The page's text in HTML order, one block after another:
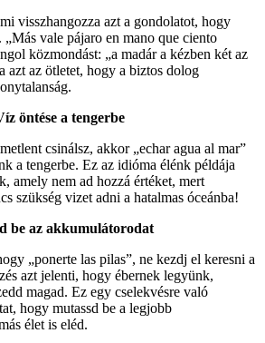
visszhangozza azt a gondolatot, hogy
vale pájaro en mano que ciento
közmondást: „a madár a kézben két az
azt az ötletet, hogy a biztos dolog
öntése a tengerbe
csinálsz, akkor „echar agua al mar”
a tengerbe. Ez az idióma élénk példája
amely nem ad hozzá értéket, mert
szükség vizet adni a hatalmas óceánba!
be az akkumulátorodat
„ponerte las pilas”, ne kezdj el keresni a
azt jelenti, hogy ébernek legyünk,
magad. Ez egy cselekvésre való
hogy mutassd be a legjobb
élet is eléd.